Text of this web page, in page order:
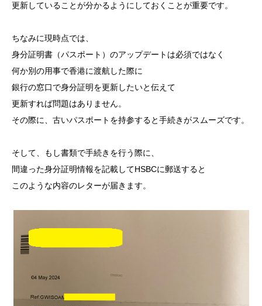
更新していることが分かるようにしておくことが重要です。
ちなみに現時点では、
身分証明書（パスポート）のアップデートは必須ではなく
何か別の用事で香港に渡航した際に
銀行の窓口で身分証明を更新したいと伝えて
更新すれば問題はありません。
その際に、古いパスポートを持参すると手続きがスムーズです。
そして、もし書類で手続きを行う際に、
間違った身分証明情報を記載してHSBCに郵送すると
このような内容のレターが届きます。